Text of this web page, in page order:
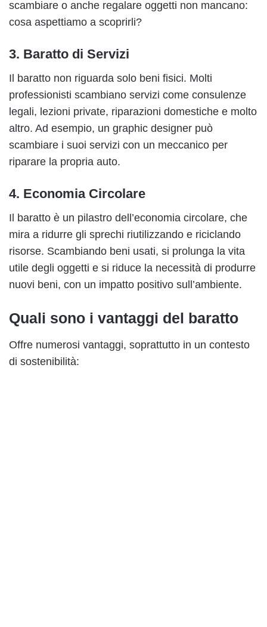
scambiare o anche regalare oggetti non mancano:
cosa aspettiamo a scoprirli?
3. Baratto di Servizi
Il baratto non riguarda solo beni fisici. Molti
professionisti scambiano servizi come consulenze
legali, lezioni private, riparazioni domestiche e molto
altro. Ad esempio, un graphic designer può
scambiare i suoi servizi con un meccanico per
riparare la propria auto.
4. Economia Circolare
Il baratto è un pilastro dell’economia circolare, che
mira a ridurre gli sprechi riutilizzando e riciclando
risorse. Scambiando beni usati, si prolunga la vita
utile degli oggetti e si riduce la necessità di produrre
nuovi beni, con un impatto positivo sull’ambiente.
Quali sono i vantaggi del baratto
Offre numerosi vantaggi, soprattutto in un contesto
di sostenibilità: